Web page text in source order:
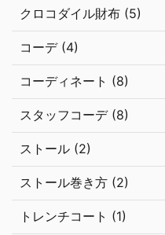
クロコダイル財布 (5)
コーデ (4)
コーディネート (8)
スタッフコーデ (8)
ストール (2)
ストール巻き方 (2)
トレンチコート (1)